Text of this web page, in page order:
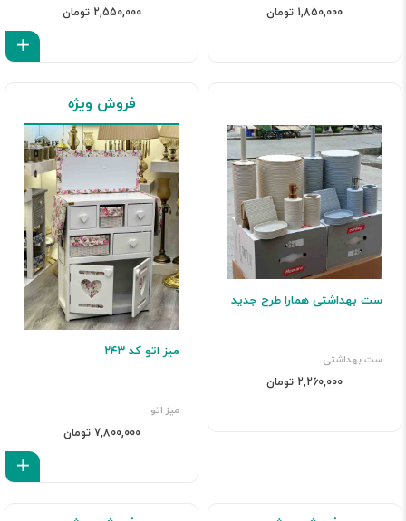
1,850,000 تومان
2,550,000 تومان
ست بهداشتی همارا طرح جدید
ست بهداشتی
2,260,000 تومان
فروش ویژه
میز اتو کد ۲۴۳
میز اتو
7,800,000 تومان